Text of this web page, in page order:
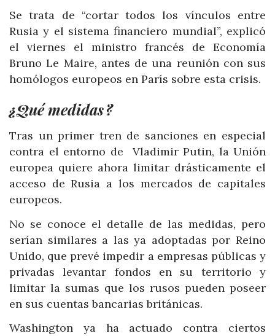
Se trata de “cortar todos los vínculos entre
Rusia y el sistema financiero mundial”, explicó
el viernes el ministro francés de Economía
Bruno Le Maire, antes de una reunión con sus
homólogos europeos en París sobre esta crisis.
¿Qué medidas ?
Tras un primer tren de sanciones en especial
contra el entorno de Vladimir Putin, la Unión
europea quiere ahora limitar drásticamente el
acceso de Rusia a los mercados de capitales
europeos.
No se conoce el detalle de las medidas, pero
serían similares a las ya adoptadas por Reino
Unido, que prevé impedir a empresas públicas y
privadas levantar fondos en su territorio y
limitar la sumas que los rusos pueden poseer
en sus cuentas bancarias británicas.
Washington ya ha actuado contra ciertos